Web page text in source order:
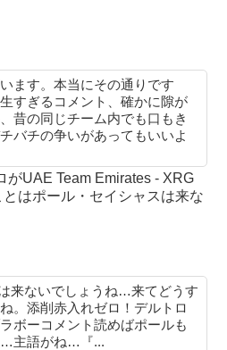
ます。本当にその通りです
すぎるコメント、確かに隙が
昔の同じチーム内でも口もき
バチの争いがあってもいいよ
がUAE Team Emirates - XRG
はポール・セイシャスは来な
来ないでしょうね…来てどうす
。添削赤入れゼロ！デルトロ
ボーコメント読めばポールも
…主語がね…『...